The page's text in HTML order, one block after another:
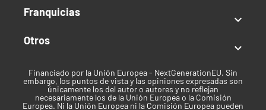
Índica predominante
Clima
Templado
Franquicias

Otros

Financiado por la Unión Europea - NextGenerationEU. Sin
embargo, los puntos de vista y las opiniones expresadas son
únicamente los del autor o autores y no reflejan
necesariamente los de la Unión Europea o la Comisión
Europea. Ni la Unión Europea ni la Comisión Europea pueden